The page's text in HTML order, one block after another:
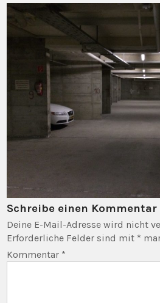
Schreibe einen Kommentar
Deine E-Mail-Adresse wird nicht
Erforderliche Felder sind mit *
Kommentar *